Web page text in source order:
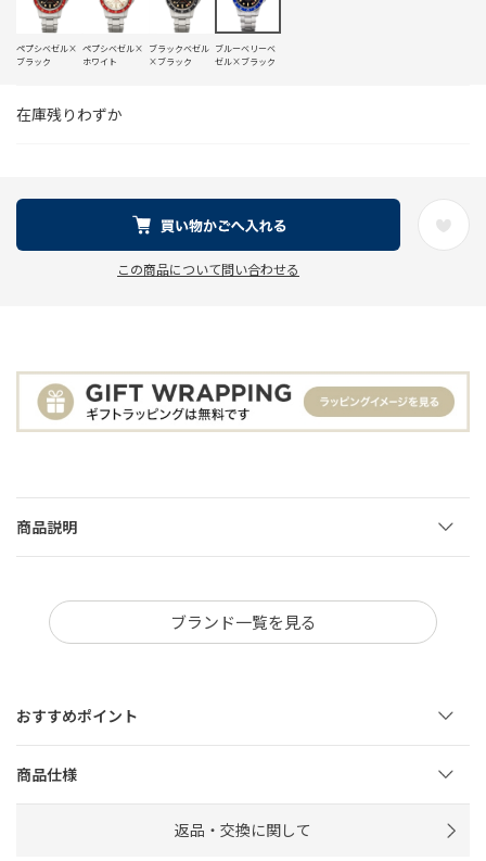
在庫残りわずか
ペプシベゼル×
ブラック
ペプシベゼル×
ホワイト
ブラックベゼル
×ブラック
ブルーベリーベ
ゼル×ブラック
この商品について問い合わせる
商品説明
ブランド一覧を見る
おすすめポイント
商品仕様
返品・交換に関して